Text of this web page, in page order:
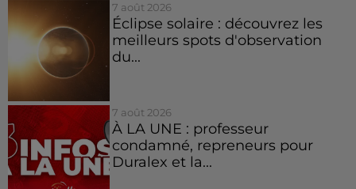
7 août 2026
Éclipse solaire : découvrez les
meilleurs spots d'observation
du...
7 août 2026
À LA UNE : professeur
condamné, repreneurs pour
Duralex et la...